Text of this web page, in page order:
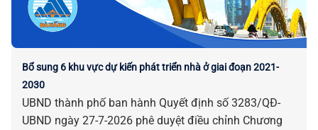
Bổ sung 6 khu vực dự kiến phát triển nhà ở giai đoạn 2021-
2030
UBND thành phố ban hành Quyết định số 3283/QĐ-
UBND ngày 27-7-2026 phê duyệt điều chỉnh Chương